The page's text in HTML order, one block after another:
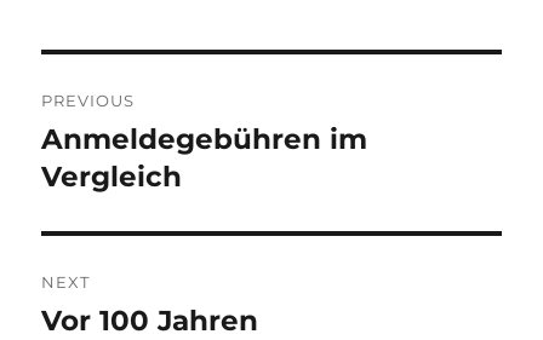
navigation
PREVIOUS
Previous
post:
Anmeldegebühren im
Vergleich
NEXT
Next
Vor 100 Jahren